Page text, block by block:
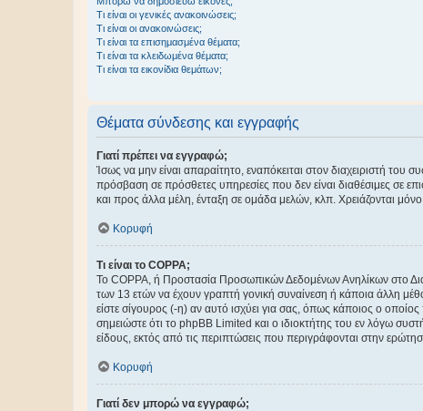
Τι είναι οι γενικές ανακοινώσεις;
Τι είναι οι ανακοινώσεις;
Τι είναι τα επισημασμένα θέματα;
Τι είναι τα κλειδωμένα θέματα;
Τι είναι τα εικονίδια θεμάτων;
Θέματα σύνδεσης και εγγραφής
Γιατί πρέπει να εγγραφώ;
Ίσως να μην είναι απαραίτητο, εναπόκειται στον διαχειριστή
πρόσβαση σε πρόσθετες υπηρεσίες που δεν είναι διαθέσιμες
και προς άλλα μέλη, ένταξη σε ομάδα μελών, κλπ. Χρειάζονται
Κορυφή
Τι είναι το COPPA;
Το COPPA, ή Προστασία Προσωπικών Δεδομένων Ανηλίκων στο
των 13 ετών να έχουν γραπτή γονική συναίνεση ή κάποια άλλη
είστε σίγουρος (-η) αν αυτό ισχύει για σας, όπως κάποιος ο
σημειώστε ότι το phpBB Limited και ο ιδιοκτήτης του εν λόγω
είδους, εκτός από τις περιπτώσεις που περιγράφονται στην
Κορυφή
Γιατί δεν μπορώ να εγγραφώ;